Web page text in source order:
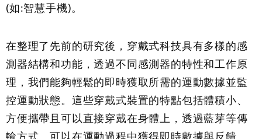
(如:智慧手機)。
在整理了先前的研究後，穿戴式科技具有多樣的感
測器結構和功能，透過不同感測器的特性和工作原
理，我們能夠輕鬆的即時獲取所需的運動數據並監
控運動狀態。這些穿戴式裝置的特點包括體積小、
方便攜帶且可以直接穿戴在身體上，透過藍芽等傳
輸方式，可以在運動過程中獲得即時數據與反饋，